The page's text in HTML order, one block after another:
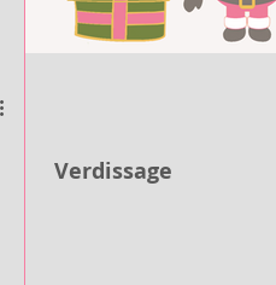
Verdissage